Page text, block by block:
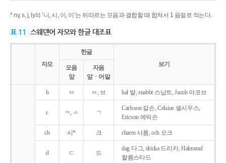
* ny, s, j, ly의 ‘니, 시, 이, 이’는 뒤따르는 모음과 결합할 때 합쳐서 1 음절로 적는다.
표 11 스웨덴어 자모와 한글 대조표
자모
한글
보기
모음
앞
자음
앞ㆍ어말
b ㅂ ㅂ, 브 bal 발, snabbt 스납트, Jacob 야코브
c ㅋ, ㅅ ㄱ
Carlsson 칼손, Celsius 셀시우스,
Ericson 에릭손
ch 시* 크 charm 샤름, och 오크
d ㄷ 드
dag 다그, dricka 드리카, Halmstad
할름스타드